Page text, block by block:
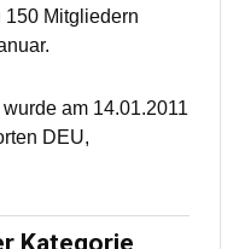
150 Mitgliedern
am 14.01.2011
DEU,